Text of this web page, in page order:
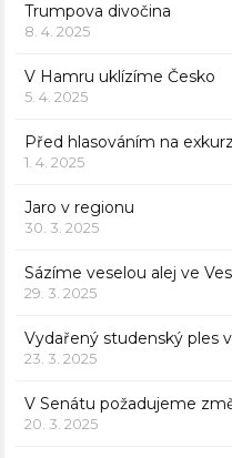
Trumpova divočina
8. 4. 2025
V Hamru uklízíme Česko
5. 4. 2025
Před hlasováním na
1. 4. 2025
Jaro v regionu
30. 3. 2025
Sázíme veselou alej ve
29. 3. 2025
Vydařený studenský ples
23. 3. 2025
V Senátu požadujeme
20. 3. 2025